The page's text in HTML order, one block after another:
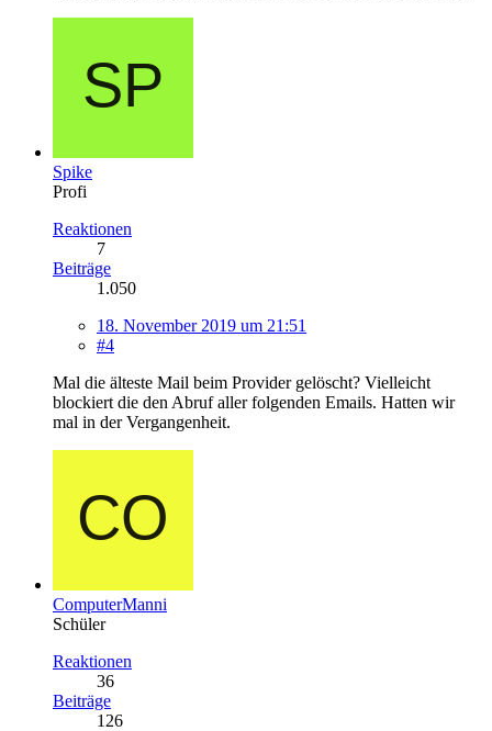
Spike
Profi
Reaktionen
7
Beiträge
1.050
18. November 2019 um 21:51
#4
Mal die älteste Mail beim Provider gelöscht? Vielleicht
blockiert die den Abruf aller folgenden Emails. Hatten wir
mal in der Vergangenheit.
ComputerManni
Schüler
Reaktionen
36
Beiträge
126